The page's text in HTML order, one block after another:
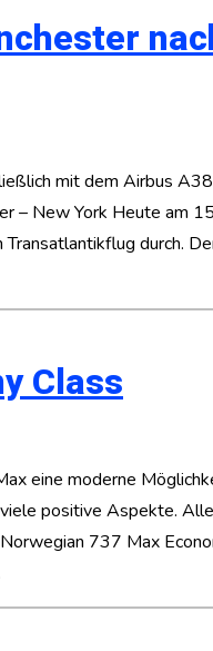
mit dem Airbus
– New York Heute am
durch.
Class
eine moderne
positive Aspekte. Alle
737 Max